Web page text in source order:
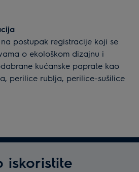
postupak registracije koji se
o ekološkom dizajnu i
kućanske paprate kao
perilice rublja, perilice-sušilice
iskoristite